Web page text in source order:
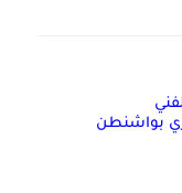
بواشنطن